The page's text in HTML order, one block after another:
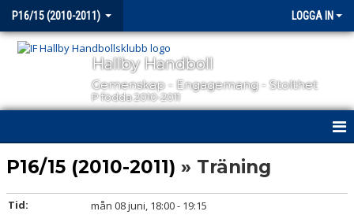
P16/15 (2010-2011) LOGGA IN
Hallby Handboll
Gemenskap - Engagemang - Stolthet
P födda 2010-2011
HEM
NYHETER
P16/15 (2010-2011) » Träning
Tid:
mån 08 juni, 18:00 - 19:15